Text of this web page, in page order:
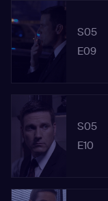
S05
E09
S05
E10